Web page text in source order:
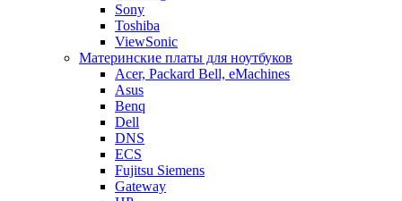
Sony
Toshiba
ViewSonic
Материнские платы для ноутбуков
Acer, Packard Bell, eMachines
Asus
Benq
Dell
DNS
ECS
Fujitsu Siemens
Gateway